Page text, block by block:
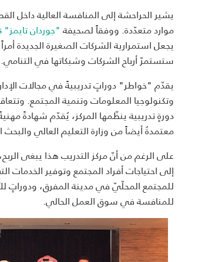
يشير الحراحشة إلى المنافسة العالية داخل
موارد متعدّدة. ووفقاً لصحيفة"جوردان تايمز" Jordan Times
يجعل استمرارية الشركات الصغيرة الجديدة
ستستمرّ أرباح الشركات وشبكاتها في التنامي.
يقدّم "خواطر" دوراتٍ تدريبيةً في مجالات
وتكنولوجيا المعلومات وتنمية المجتمع.
دورةٍ تدريبية ينظّمها المركز، يُقدّم شهادةً
معتمدةٌ أيضاً من وزارة التعليم العالي
على الرغم من أنّ مركز التدريب هذا يبغى
إلى احتياجات أفراد المجتمع وتوفير الخدمات
للمجتمع المحلّيّ في مدينة المفرق، ودوراتٍ
للمنافسة في سوق العمل الحالي.